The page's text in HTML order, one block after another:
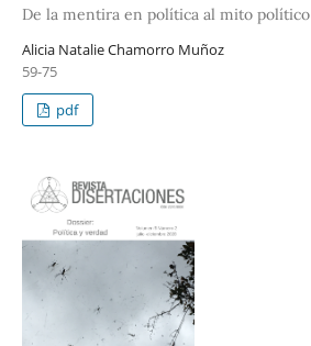
De la mentira en política al mito político
Alicia Natalie Chamorro Muñoz
59-75
pdf